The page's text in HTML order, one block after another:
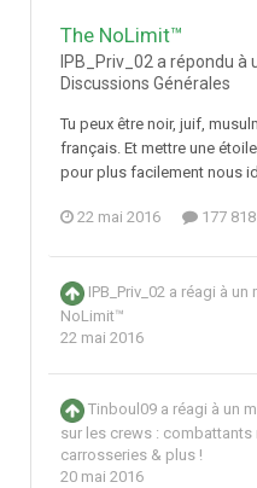
The NoLimit™
IPB_Priv_02 a répondu à
Discussions Générales
Tu peux être noir, juif,
français. Et mettre une
pour plus facilement nous
22 mai 2016 177
IPB_Priv_02 a réagi à un
NoLimit™
22 mai 2016
Tinboul09 a réagi à un
sur les crews :
carrosseries & plus !
20 mai 2016